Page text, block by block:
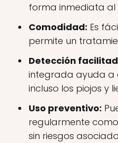
forma inmediata
Comodidad: Es
permite un
Detección
integrada ayuda a
incluso los piojos y
Uso preventivo:
regularmente
sin riesgos